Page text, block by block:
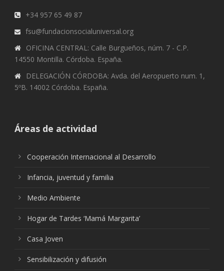
+34 957 65 49 87
fsu@fundacionsocialuniversal.org
OFICINA CENTRAL: Calle Burgueños, núm. 7 - C.P.
14550 Montilla. Córdoba. España.
DELEGACIÓN CÓRDOBA: Avda. del Aeropuerto num. 1,
5ºB. 14002 Córdoba. España.
Áreas de actividad
Cooperación Internacional al Desarrollo
Infancia, juventud y familia
Medio Ambiente
Hogar de Tardes ‘Mamá Margarita’
Casa Joven
Sensibilización y difusión